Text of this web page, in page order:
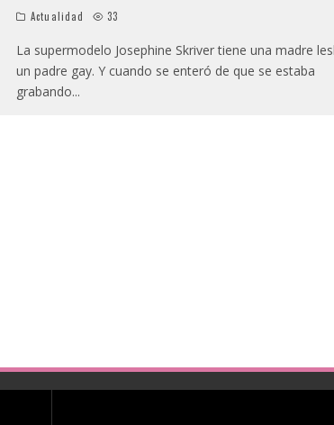
Actualidad 33
La supermodelo Josephine Skriver tiene una madre
un padre gay. Y cuando se enteró de que se estaba
grabando...